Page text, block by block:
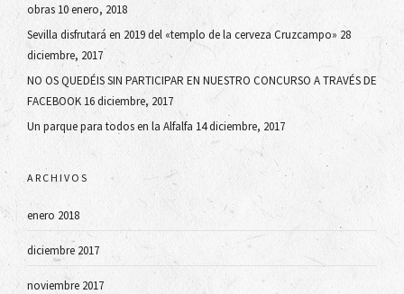
obras 10 enero, 2018
Sevilla disfrutará en 2019 del «templo de la cerveza Cruzcampo» 28
diciembre, 2017
NO OS QUEDÉIS SIN PARTICIPAR EN NUESTRO CONCURSO A TRAVÉS DE
FACEBOOK 16 diciembre, 2017
Un parque para todos en la Alfalfa 14 diciembre, 2017
ARCHIVOS
enero 2018
diciembre 2017
noviembre 2017